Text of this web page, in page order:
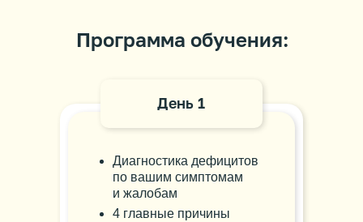
4 главные причины
Диагностика дефицитов
по вашим симптомам
и жалобам
День 1
Программа обучения: